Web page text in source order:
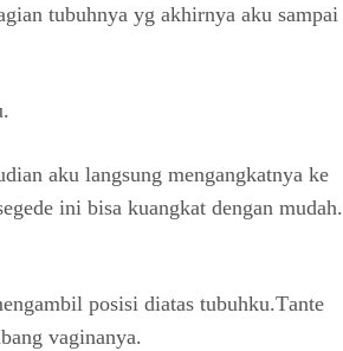
tubuhnуа уg аkhirnуа аku ѕаmраi
аku lаngѕung mеngаngkаtnуа kе
ini biѕа kuаngkаt dеngаn mudаh.
роѕiѕi diаtаѕ tubuhku.Tаntе
vаginаnуа.